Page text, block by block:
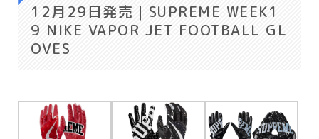
12月29日発売｜ SUPREME WEEK1
9 NIKE VAPOR JET FOOTBALL GL
OVES